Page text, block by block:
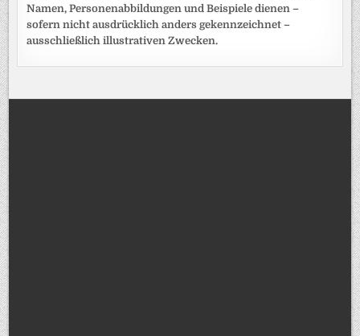
Namen, Personenabbildungen und Beispiele dienen –
sofern nicht ausdrücklich anders gekennzeichnet –
ausschließlich illustrativen Zwecken.